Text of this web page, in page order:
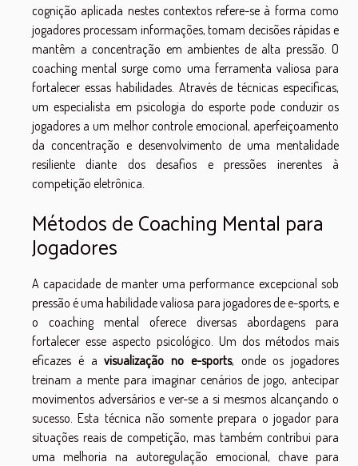
cognição aplicada nestes contextos refere-se à forma como
jogadores processam informações, tomam decisões rápidas e
mantêm a concentração em ambientes de alta pressão. O
coaching mental surge como uma ferramenta valiosa para
fortalecer essas habilidades. Através de técnicas específicas,
um especialista em psicologia do esporte pode conduzir os
jogadores a um melhor controle emocional, aperfeiçoamento
da concentração e desenvolvimento de uma mentalidade
resiliente diante dos desafios e pressões inerentes à
competição eletrônica.
Métodos de Coaching Mental para
Jogadores
A capacidade de manter uma performance excepcional sob
pressão é uma habilidade valiosa para jogadores de e-sports, e
o coaching mental oferece diversas abordagens para
fortalecer esse aspecto psicológico. Um dos métodos mais
eficazes é avisualização no e-sports, onde os jogadores
treinam a mente para imaginar cenários de jogo, antecipar
movimentos adversários e ver-se a si mesmos alcançando o
sucesso. Esta técnica não somente prepara o jogador para
situações reais de competição, mas também contribui para
uma melhoria na autoregulação emocional, chave para